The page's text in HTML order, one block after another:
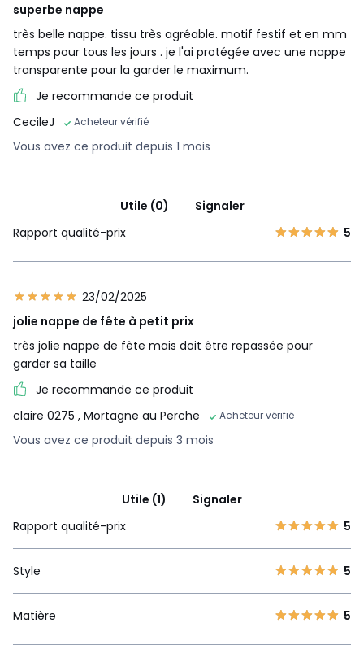
superbe nappe
très belle nappe. tissu très agréable. motif festif et en mm
temps pour tous les jours . je l'ai protégée avec une nappe
transparente pour la garder le maximum.
Je recommande ce produit
CecileJ
Acheteur vérifié
Vous avez ce produit depuis 1 mois
Utile (0)
Signaler
Rapport qualité-prix
5
23/02/2025
jolie nappe de fête à petit prix
très jolie nappe de fête mais doit être repassée pour
garder sa taille
Je recommande ce produit
claire 0275 , Mortagne au Perche Acheteur vérifié
Vous avez ce produit depuis 3 mois
Utile (1)
Signaler
Rapport qualité-prix
5
Style 5
Matière 5